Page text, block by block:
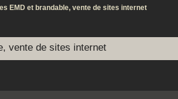
EMD et brandable, vente de sites internet
vente de sites internet